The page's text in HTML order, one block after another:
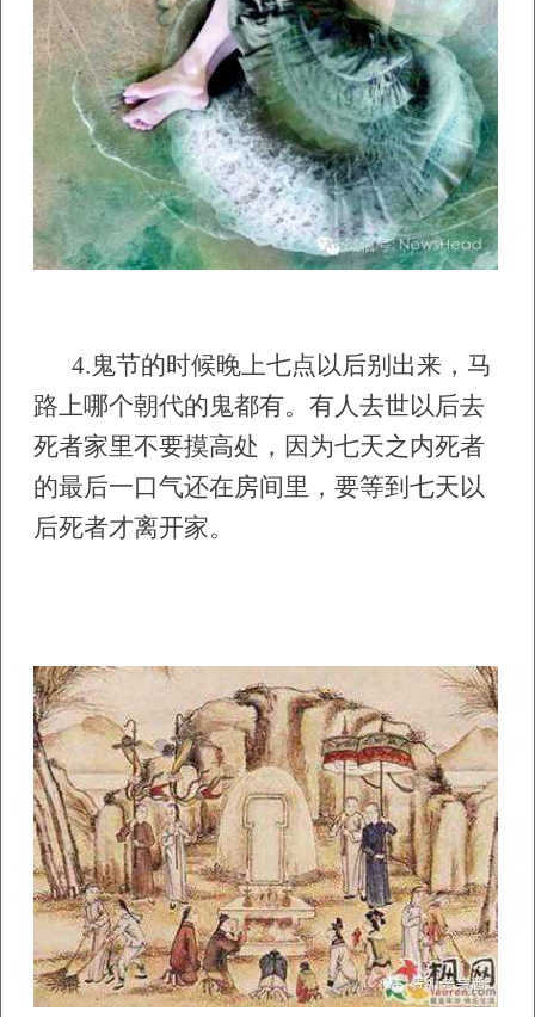
4.鬼节的时候晚上七点以后别出来，马
路上哪个朝代的鬼都有。有人去世以后去
死者家里不要摸高处，因为七天之内死者
的最后一口气还在房间里，要等到七天以
后死者才离开家。